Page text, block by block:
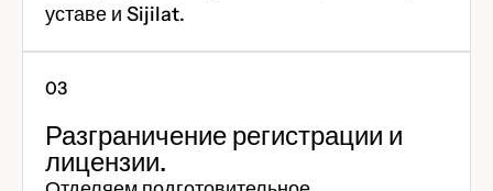
уставе и Sijilat.
Разграничение регистрации и
лицензии.